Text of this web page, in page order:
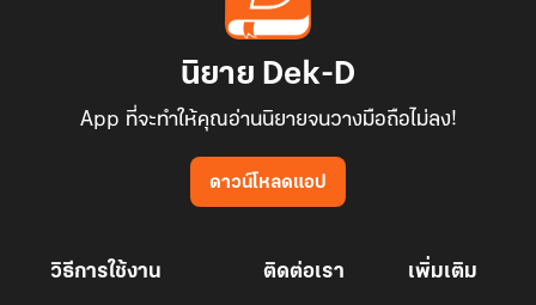
นิยาย Dek-D
App ที่จะทำให้คุณอ่านนิยายจนวางมือถือไม่ลง!
ดาวน์โหลดแอป
วิธีการใช้งาน ติดต่อเรา เพิ่มเติม